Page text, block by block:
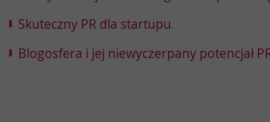
Skuteczny PR dla startupu.
Blogosfera i jej niewyczerpany potencjał